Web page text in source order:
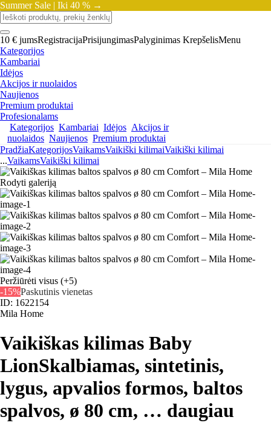
Summer Sale | Iki 40 % →
10 € jumsRegistracijaPrisijungimasPalyginimas KrepšelisMenu
Kategorijos
Kambariai
Idėjos
Akcijos ir nuolaidos
Naujienos
Premium produktai
Profesionalams
Kategorijos Kambariai Idėjos Akcijos ir
nuolaidos Naujienos Premium produktai
PradžiaKategorijosVaikamsVaikiški kilimaiVaikiški kilimai
...VaikamsVaikiški kilimai
Rodyti galeriją
Peržiūrėti visus (+5)
-15%Paskutinis vienetas
ID: 1622154
Mila Home
Vaikiškas kilimas Baby
LionSkalbiamas, sintetinis,
lygus, apvalios formos, baltos
spalvos, ø 80 cm, … daugiau